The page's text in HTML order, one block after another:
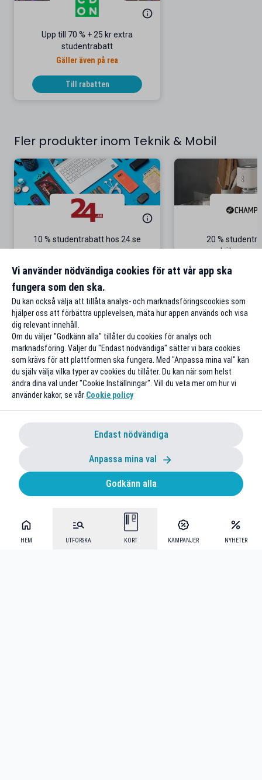
HEM UTFORSKA KORT KAMPANJER NYHETER
Upp till 70 % + 25 kr extra
studentrabatt
Gäller även på rea
Till rabatten
Fler produkter inom Teknik & Mobil
10 % studentrabatt hos 24.se
Till rabatten
20 %
Vi använder nödvändiga cookies för att vår app ska
fungera som den ska.
Du kan också välja att tillåta analys- och marknadsföringscookies som
hjälper oss att förbättra upplevelsen, mäta hur appen används och visa
dig relevant innehåll.
Om du väljer "Godkänn alla" tillåter du cookies för analys och
marknadsföring. Väljer du "Endast nödvändiga" sätter vi bara cookies
som krävs för att plattformen ska fungera. Med "Anpassa mina val" kan
du själv välja vilka typer av cookies du tillåter. Du kan när som helst
ändra dina val under "Cookie Inställningar". Vill du veta mer om hur vi
använder kakor, se vår Cookie policy
Endast nödvändiga
Anpassa mina val
Godkänn alla